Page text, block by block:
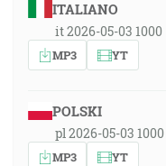
ITALIANO
it 2026-05-03 1000
MP3 YT
POLSKI
pl 2026-05-03 1000
MP3 YT